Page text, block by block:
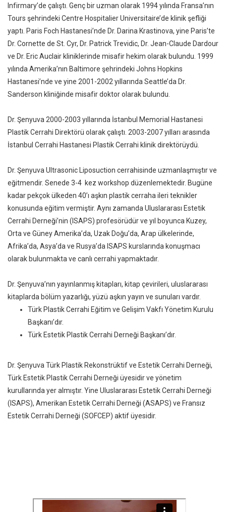
Infirmary’de çalıştı. Genç bir uzman olarak 1994 yılında Fransa’nın
Tours şehrindeki Centre Hospitalier Universitaire’de klinik şefliği
yaptı. Paris Foch Hastanesi’nde Dr. Darina Krastinova, yine Paris’te
Dr. Cornette de St. Cyr, Dr. Patrick Trevidic, Dr. Jean-Claude Dardour
ve Dr. Eric Auclair kliniklerinde misafir hekim olarak bulundu. 1999
yılında Amerika’nın Baltimore şehrindeki Johns Hopkins
Hastanesi’nde ve yine 2001-2002 yıllarında Seattle’da Dr.
Sanderson kliniğinde misafir doktor olarak bulundu.
Dr. Şenyuva 2000-2003 yıllarında İstanbul Memorial Hastanesi
Plastik Cerrahi Direktörü olarak çalıştı. 2003-2007 yılları arasında
İstanbul Cerrahi Hastanesi Plastik Cerrahi klinik direktörüydü.
Dr. Şenyuva Ultrasonic Liposuction cerrahisinde uzmanlaşmıştır ve
eğitmendir. Senede 3-4 kez workshop düzenlemektedir. Bugüne
kadar pekçok ülkeden 40’ı aşkın plastik cerraha ileri teknikler
konusunda eğitim vermiştir. Aynı zamanda Uluslararası Estetik
Cerrahi Derneği’nin (ISAPS) profesörüdür ve yıl boyunca Kuzey,
Orta ve Güney Amerika’da, Uzak Doğu’da, Arap ülkelerinde,
Afrika’da, Asya’da ve Rusya’da ISAPS kurslarında konuşmacı
olarak bulunmakta ve canlı cerrahi yapmaktadır.
Dr. Şenyuva’nın yayınlanmış kitapları, kitap çevirileri, uluslararası
kitaplarda bölüm yazarlığı, yüzü aşkın yayın ve sunuları vardır.
Türk Plastik Cerrahi Eğitim ve Gelişim Vakfı Yönetim Kurulu
Başkanı’dır.
Türk Estetik Plastik Cerrahi Derneği Başkanı’dır.
Dr. Şenyuva Türk Plastik Rekonstrüktif ve Estetik Cerrahi Derneği,
Türk Estetik Plastik Cerrahi Derneği üyesidir ve yönetim
kurullarında yer almıştır. Yine Uluslararası Estetik Cerrahi Derneği
(ISAPS), Amerikan Estetik Cerrahi Derneği (ASAPS) ve Fransız
Estetik Cerrahi Derneği (SOFCEP) aktif üyesidir.